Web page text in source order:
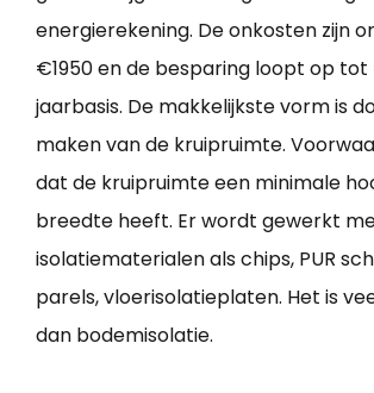
energierekening. De onkosten zijn
€1950 en de besparing loopt op
jaarbasis. De makkelijkste vorm is
maken van de kruipruimte.
dat de kruipruimte een minimale
breedte heeft. Er wordt gewerkt
isolatiematerialen als chips, PUR
parels, vloerisolatieplaten. Het is
dan bodemisolatie.